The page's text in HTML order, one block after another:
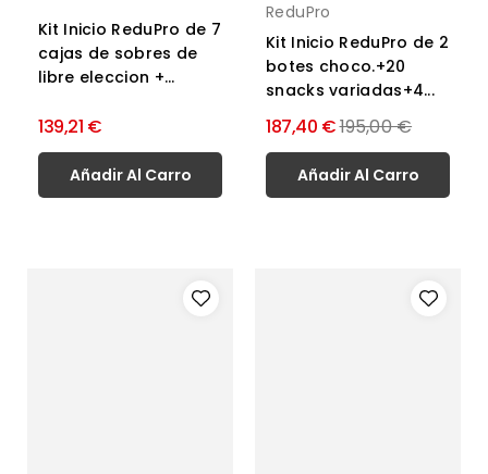
Kit Inicio ReduPro de 7
cajas de sobres de
libre eleccion +...
139,21 €
Añadir Al Carro
ReduPro
Kit Inicio ReduPro de 2
botes choco.+20
snacks variadas+4...
187,40 €Precio
normal
195,00 €
Añadir Al Carro